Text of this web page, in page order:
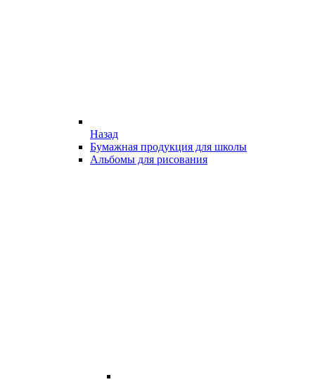
Назад
Бумажная продукция для школы
Альбомы для рисования